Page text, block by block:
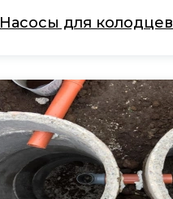
Насосы для колодцев